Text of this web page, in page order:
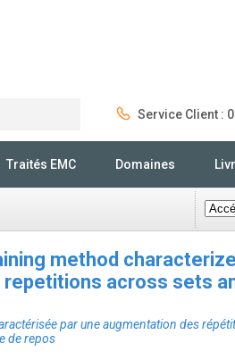
Service Client :
Traités EMC Domaines
method
across sets
par une augmentation des
de repos